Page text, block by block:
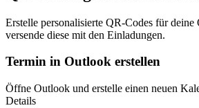
Erstelle personalisierte QR-Codes für
versende diese mit den Einladungen.
Termin in Outlook erstellen
Öffne Outlook und erstelle einen neuen
Details